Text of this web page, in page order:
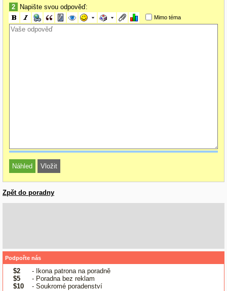
2 Napište svou odpověď:
Mimo téma
Zpět do poradny
Podpořte nás
$2
- Ikona patrona na poradně
$5
- Poradna bez reklam
$10
- Soukromé poradenství